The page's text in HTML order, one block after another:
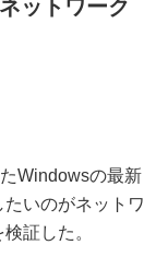
ットワーク
Windowsの最新
いのがネットワ
証した。